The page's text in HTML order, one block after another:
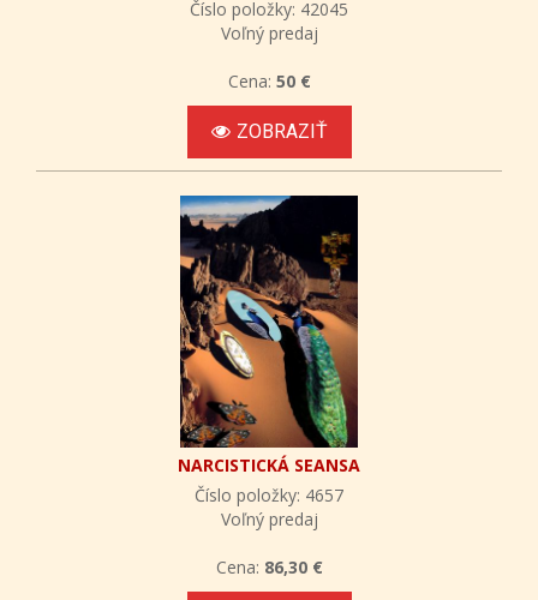
Číslo položky: 42045
Voľný predaj
Cena: 50 €
ZOBRAZIŤ
NARCISTICKÁ SEANSA
Číslo položky: 4657
Voľný predaj
Cena: 86,30 €